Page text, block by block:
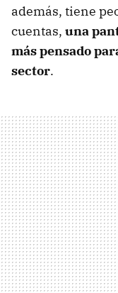
además, tiene
cuentas, una
más pensado
sector.